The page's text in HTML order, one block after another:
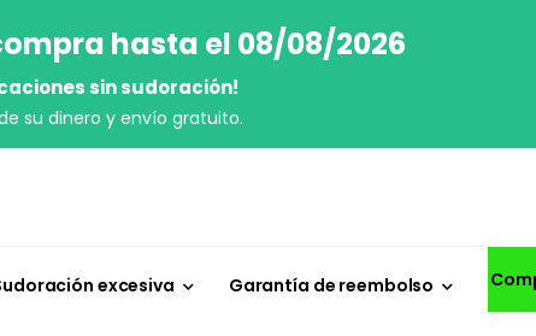
hasta el 08/08/2026
sin sudoración!
su dinero y envío gratuito.
excesiva Garantía de reembolso